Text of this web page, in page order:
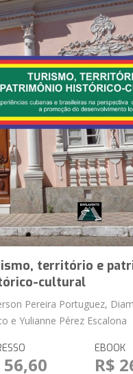
território e
cultural
Pereira Portuguez,
e Yulianne Pérez Escalona
56,60
EBOOK
R$